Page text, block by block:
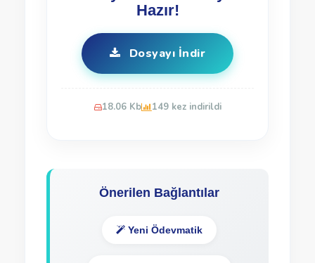
Hazır!
Dosyayı İndir
18.06 Kb 149 kez indirildi
Önerilen Bağlantılar
Yeni Ödevmatik